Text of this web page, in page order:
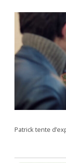
Patrick tente